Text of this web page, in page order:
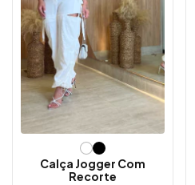
Calça Jogger Com
Recorte